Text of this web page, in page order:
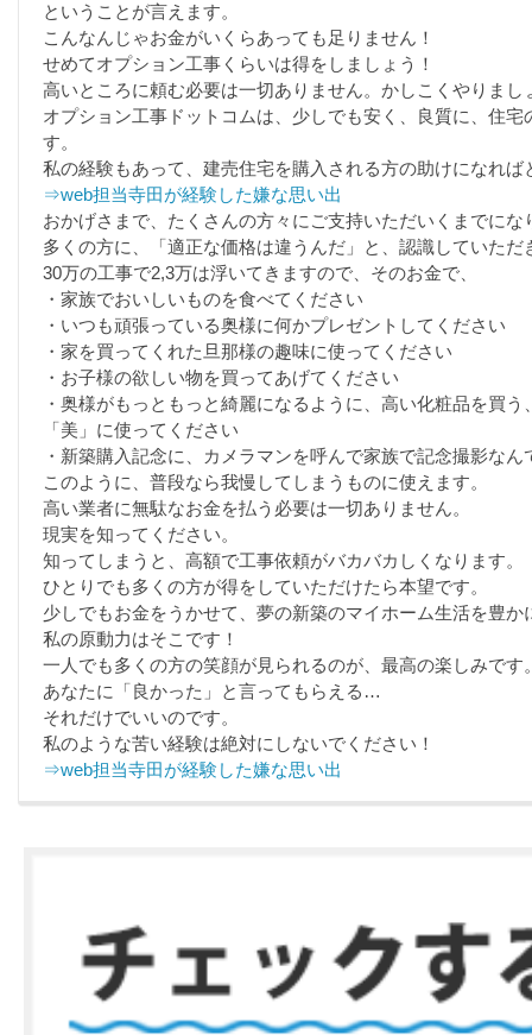
ということが言えます。
こんなんじゃお金がいくらあっても足りません！
せめてオプション工事くらいは得をしましょう！
高いところに頼む必要は一切ありません。かしこくやりまし
オプション工事ドットコムは、少しでも安く、良質に、住
す。
私の経験もあって、建売住宅を購入される方の助けになれ
⇒web担当寺田が経験した嫌な思い出
おかげさまで、たくさんの方々にご支持いただいくまでにな
多くの方に、「適正な価格は違うんだ」と、認識していただ
30万の工事で2,3万は浮いてきますので、そのお金で、
・家族でおいしいものを食べてください
・いつも頑張っている奥様に何かプレゼントしてください
・家を買ってくれた旦那様の趣味に使ってください
・お子様の欲しい物を買ってあげてください
・奥様がもっともっと綺麗になるように、高い化粧品を買
「美」に使ってください
・新築購入記念に、カメラマンを呼んで家族で記念撮影なん
このように、普段なら我慢してしまうものに使えます。
高い業者に無駄なお金を払う必要は一切ありません。
現実を知ってください。
知ってしまうと、高額で工事依頼がバカバカしくなります。
ひとりでも多くの方が得をしていただけたら本望です。
少しでもお金をうかせて、夢の新築のマイホーム生活を豊
私の原動力はそこです！
一人でも多くの方の笑顔が見られるのが、最高の楽しみです
あなたに「良かった」と言ってもらえる…
それだけでいいのです。
私のような苦い経験は絶対にしないでください！
⇒web担当寺田が経験した嫌な思い出